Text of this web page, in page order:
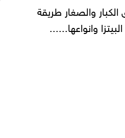
حجم استثمارات يصل لـ 94